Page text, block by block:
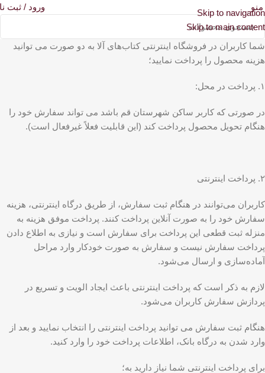
Skip to navigation
Skip to main content
منو ورود / ثبت
شما کاربران در فروشگاه اینترنتی کتاب‌های آلا به دو صورت می توانید
هزینه محصول را پرداخت نمایید؛
۱. پرداخت در محل:
در صورتی که کاربر ساکن شهرستان قم باشد می تواند سفارش خود را
هنگام تحویل محصول پرداخت کند (این قابلیت فعلاً غیرفعال است).
۲. پرداخت اینترنتی
کاربران می‌توانند در هنگام ثبت سفارش، از طریق درگاه اینترنتی، هزینه
سفارش خود را به صورت آنلاین پرداخت کنند. پرداخت موفق هزینه به
منزله ثبت قطعی این پرداخت برای سفارش است و نیازی به اطلاع‌ دادن
پرداخت سفارش نیست و سفارش به صورت خودکار وارد مراحل
آماده‌سازی و ارسال می‏‌شود.
لازم به ذکر است که پرداخت اینترنتی باعث ایجاد الویت و تسریع در
پردازش سفارش کاربران می‌شود.
هنگام ثبت سفارش می توانید پرداخت اینترنتی را انتخاب نمایید و بعد از
وارد شدن به درگاه بانک، اطلاعات پرداخت خود را وارد کنید.
برای پرداخت اینترنتی شما نیاز دارید به؛